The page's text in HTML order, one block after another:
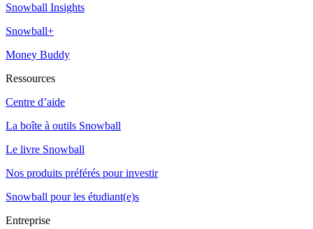
Snowball Insights
Snowball+
Money Buddy
Ressources
Centre d’aide
La boîte à outils Snowball
Le livre Snowball
Nos produits préférés pour investir
Snowball pour les étudiant(e)s
Entreprise